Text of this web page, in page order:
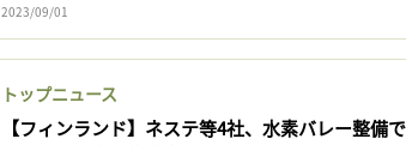
2023/09/01
トップニュース
【フィンランド】ネステ等4社、水素バレー整備